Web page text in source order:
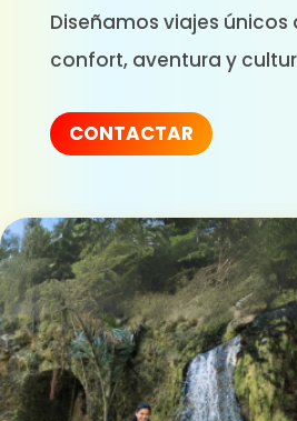
Diseñamos viajes
confort, aventura y
CONTACTAR